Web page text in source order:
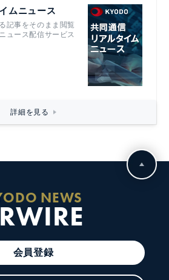
ムニュース
記事をそのまま閲覧
ュース配信サービス
詳細を見る
NEWS
会員登録